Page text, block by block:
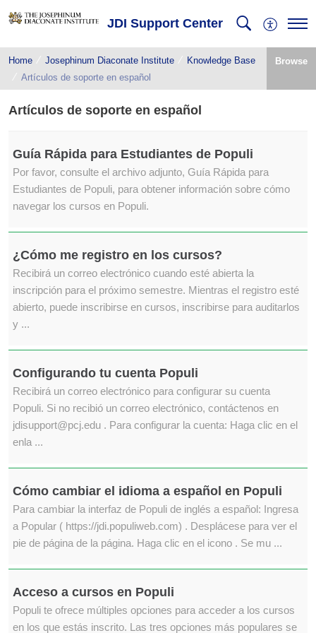
JDI Support Center
Home Josephinum Diaconate Institute
Knowledge Base
Artículos de soporte en español
Browse
Artículos de soporte en español
Guía Rápida para Estudiantes de Populi
Por favor, consulte el archivo adjunto, Guía Rápida para
Estudiantes de Populi, para obtener información sobre cómo
navegar los cursos en Populi.
¿Cómo me registro en los cursos?
Recibirá un correo electrónico cuando esté abierta la
inscripción para el próximo semestre. Mientras el registro esté
abierto, puede inscribirse en cursos, inscribirse para auditarlos
y ...
Configurando tu cuenta Populi
Recibirá un correo electrónico para configurar su cuenta
Populi. Si no recibió un correo electrónico, contáctenos en
jdisupport@pcj.edu . Para configurar la cuenta: Haga clic en el
enla ...
Cómo cambiar el idioma a español en Populi
Para cambiar la interfaz de Populi de inglés a español: Ingresa
a Popular ( https://jdi.populiweb.com) . Desplácese para ver el
pie de página de la página. Haga clic en el icono . Se mu ...
Acceso a cursos en Populi
Populi te ofrece múltiples opciones para acceder a los cursos
en los que estás inscrito. Las tres opciones más populares se